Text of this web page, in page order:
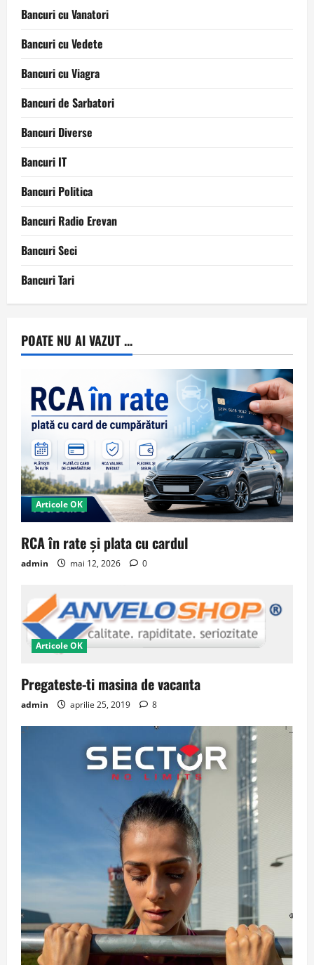
Bancuri cu Vanatori
Bancuri cu Vedete
Bancuri cu Viagra
Bancuri de Sarbatori
Bancuri Diverse
Bancuri IT
Bancuri Politica
Bancuri Radio Erevan
Bancuri Seci
Bancuri Tari
POATE NU AI VAZUT ...
Articole OK
RCA în rate și plata cu cardul
admin mai 12, 2026 0
Articole OK
Pregateste-ti masina de vacanta
admin aprilie 25, 2019 8